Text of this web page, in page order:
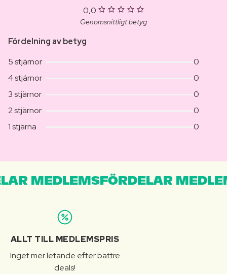
0,0
Genomsnittligt betyg
Fördelning av betyg
5 stjärnor
0
4 stjärnor
0
3 stjärnor
0
2 stjärnor
0
1 stjärna
0
MEDLEMSFÖRDELAR
ALLT TILL MEDLEMSPRIS
Inget mer letande efter bättre
deals!